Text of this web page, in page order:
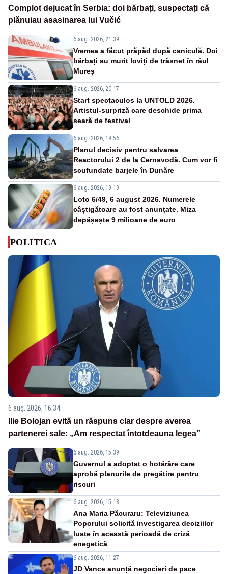
Complot dejucat în Serbia: doi bărbați, suspectați că
plănuiau asasinarea lui Vučić
6 aug. 2026, 21:39
Vremea a făcut prăpăd după caniculă. Doi
bărbați au murit loviți de trăsnet în râul
Mureș
6 aug. 2026, 20:17
Start spectaculos la UNTOLD 2026.
Artistul-surpriză care deschide prima
seară de festival
6 aug. 2026, 19:56
Planul decisiv pentru salvarea
Reactorului 2 de la Cernavodă. Cum vor fi
scufundate barjele în Dunăre
6 aug. 2026, 19:19
Loto 6/49, 6 august 2026. Numerele
câștigătoare au fost anunțate. Miza
depășește 9 milioane de euro
POLITICA
6 aug. 2026, 16:34
Ilie Bolojan evită un răspuns clar despre averea
partenerei sale: „Am respectat întotdeauna legea”
6 aug. 2026, 15:39
Guvernul a adoptat o hotărâre care
aprobă planurile de pregătire pentru
riscuri
6 aug. 2026, 15:18
Ana Maria Păcuraru: Televiziunea
Poporului solicită investigarea deciziilor
luate în această perioadă de criză
enegetică
6 aug. 2026, 11:27
JD Vance anunță negocieri de pace